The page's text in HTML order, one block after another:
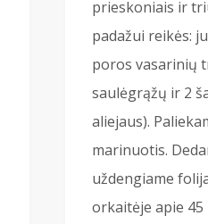
prieskoniais ir
padažui reikės:
poros vasarinių
saulėgrąžų ir 2
aliejaus).
marinuotis.
uždengiame
orkaitėje apie 45